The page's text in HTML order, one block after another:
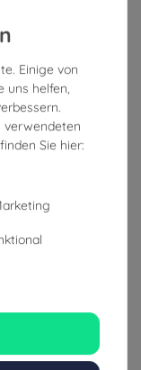
FFP2
mit
und
(50 Stück)
19,99 €
Einige von
uns helfen,
verwendeten
Sie hier: